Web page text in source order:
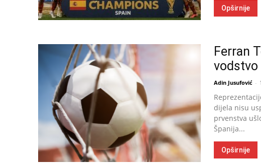
Opširnije
Ferran
vodstvo
Adin Jusufović -
dijela nisu
prvenstva
Španija...
Opširnije